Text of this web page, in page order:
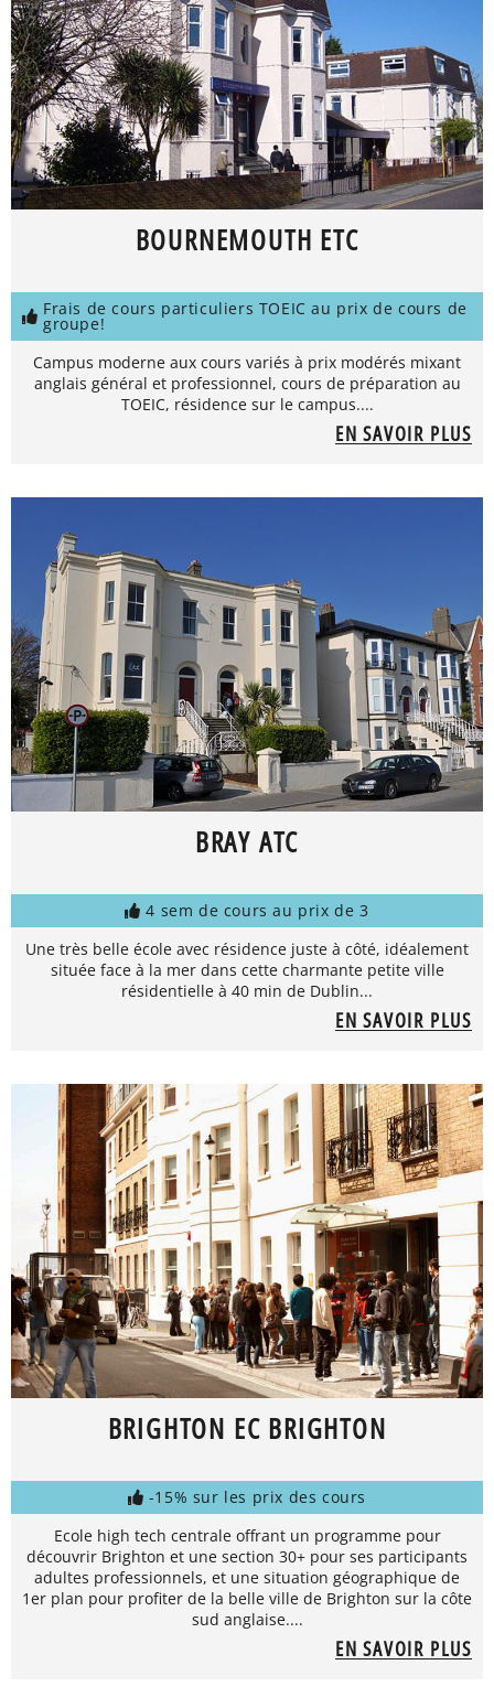
BOURNEMOUTH ETC
Frais de cours particuliers TOEIC au prix de cours de
groupe!
Campus moderne aux cours variés à prix modérés mixant
anglais général et professionnel, cours de préparation au
TOEIC, résidence sur le campus....
EN SAVOIR PLUS
BRAY ATC
4 sem de cours au prix de 3
Une très belle école avec résidence juste à côté, idéalement
située face à la mer dans cette charmante petite ville
résidentielle à 40 min de Dublin...
EN SAVOIR PLUS
BRIGHTON EC BRIGHTON
-15% sur les prix des cours
Ecole high tech centrale offrant un programme pour
découvrir Brighton et une section 30+ pour ses participants
adultes professionnels, et une situation géographique de
1er plan pour profiter de la belle ville de Brighton sur la côte
sud anglaise....
EN SAVOIR PLUS